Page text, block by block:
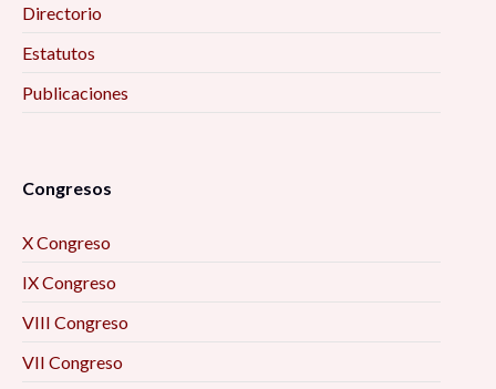
Directorio
Estatutos
Publicaciones
Congresos
X Congreso
IX Congreso
VIII Congreso
VII Congreso